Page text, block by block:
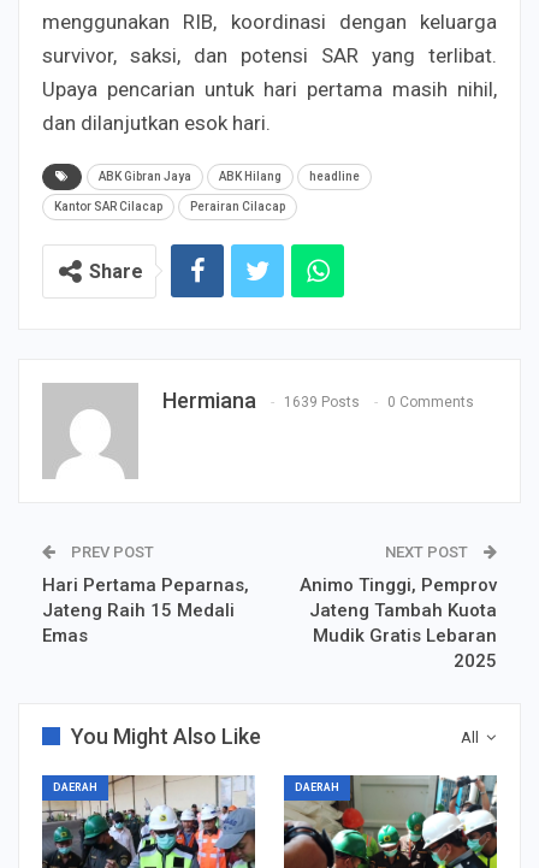
menggunakan RIB, koordinasi dengan keluarga
survivor, saksi, dan potensi SAR yang terlibat.
Upaya pencarian untuk hari pertama masih nihil,
dan dilanjutkan esok hari.
ABK Gibran Jaya ABK Hilang headline
Kantor SAR Cilacap Perairan Cilacap
Share
Hermiana 1639 Posts 0 Comments
PREV POST
Hari Pertama Peparnas,
Jateng Raih 15 Medali
Emas
NEXT POST
Animo Tinggi, Pemprov
Jateng Tambah Kuota
Mudik Gratis Lebaran
2025
All
You Might Also Like
DAERAH DAERAH